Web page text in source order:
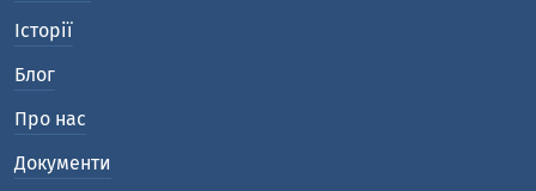
Історії
Блог
Про нас
Документи